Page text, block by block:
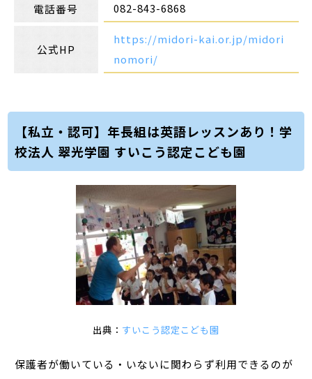
電話番号 082-843-6868
公式HP
https://midori-kai.or.jp/midori
nomori/
【私立・認可】年長組は英語レッスンあり！学
校法人 翠光学園 すいこう認定こども園
出典： すいこう認定こども園
保護者が働いている・いないに関わらず利用できるのが